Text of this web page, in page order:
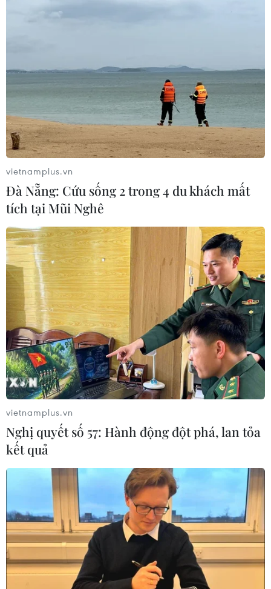
TIN CÙNG CHUYÊN MỤC
Bảo đảm an toàn hệ thống ngân
hàng và phát triển kinh tế số
09/08/2026 06:20
Cơ cấu lại vốn nhà nước tại doanh
nghiệp gắn với mục tiêu tăng trưởng
hai con số
07/08/2026 13:16
Chương trình mục tiêu quốc gia
thành một tổng thể
07/08/2026 13:06
Tháo gỡ dứt điểm vướng mắc hiện
hữu dự án Nhà máy điện hạt nhân
vietnamplus.vn
Đà Nẵng: Cứu sống 2 trong 4 du khách mất
tích tại Mũi Nghê
vietnamplus.vn
Nghị quyết số 57: Hành động đột phá, lan tỏa
kết quả